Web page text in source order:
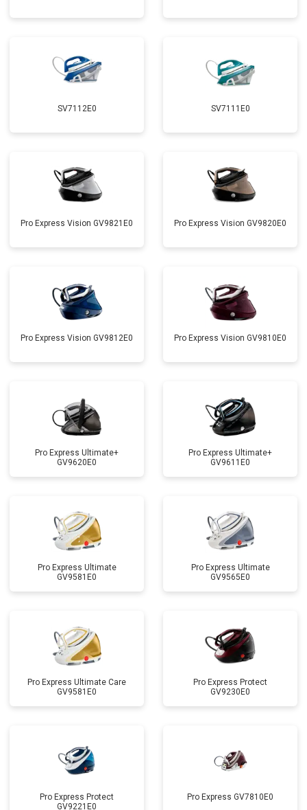
SV7112E0 SV7111E0
Pro Express Vision GV9821E0 Pro Express Vision GV9820E0
Pro Express Vision GV9812E0 Pro Express Vision GV9810E0
Pro Express Ultimate+
GV9620E0
Pro Express Ultimate+
GV9611E0
Pro Express Ultimate
GV9581E0
Pro Express Ultimate
GV9565E0
Pro Express Ultimate Care
GV9581E0
Pro Express Protect
GV9230E0
Pro Express Protect
GV9221E0
Pro Express GV7810E0